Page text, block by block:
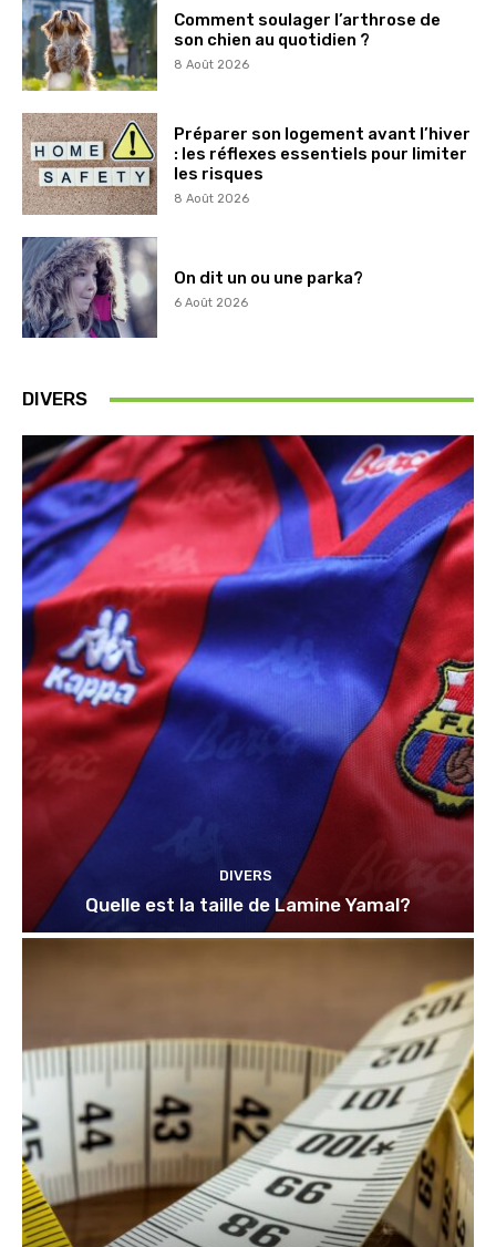
Comment soulager l’arthrose de
son chien au quotidien ?
8 Août 2026
Préparer son logement avant l’hiver
: les réflexes essentiels pour limiter
les risques
8 Août 2026
On dit un ou une parka?
6 Août 2026
DIVERS
DIVERS
Quelle est la taille de Lamine Yamal?